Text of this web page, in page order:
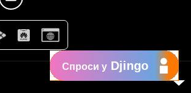
Спроси у Djingo